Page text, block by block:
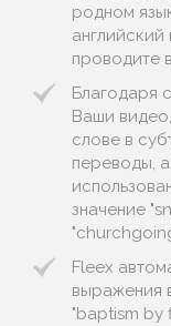
родном
проводите
Благодаря
Ваши
слове в
переводы,
значение
Fleex
выражения
"baptism by